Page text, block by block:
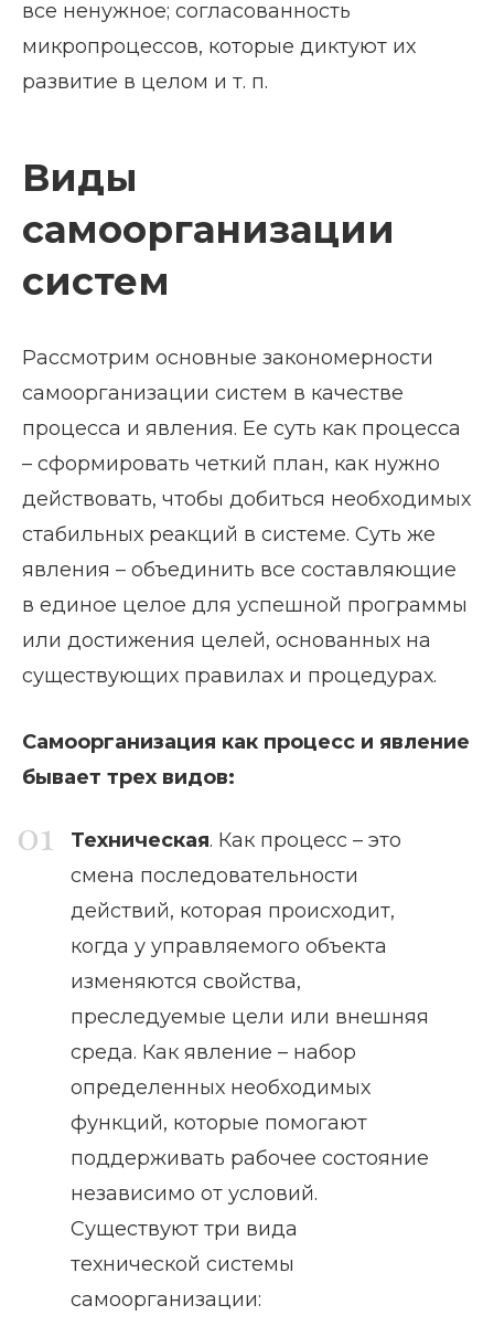
все ненужное; согласованность
микропроцессов, которые диктуют их
развитие в целом и т. п.
Виды
самоорганизации
систем
Рассмотрим основные закономерности
самоорганизации систем в качестве
процесса и явления. Ее суть как процесса
– сформировать четкий план, как нужно
действовать, чтобы добиться необходимых
стабильных реакций в системе. Суть же
явления – объединить все составляющие
в единое целое для успешной программы
или достижения целей, основанных на
существующих правилах и процедурах.
Самоорганизация как процесс и явление
бывает трех видов:
Техническая. Как процесс – это
смена последовательности
действий, которая происходит,
когда у управляемого объекта
изменяются свойства,
преследуемые цели или внешняя
среда. Как явление – набор
определенных необходимых
функций, которые помогают
поддерживать рабочее состояние
независимо от условий.
Существуют три вида
технической системы
самоорганизации: